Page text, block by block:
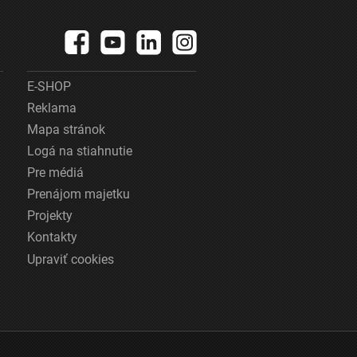
E-SHOP
Reklama
Mapa stránok
Logá na stiahnutie
Pre médiá
Prenájom majetku
Projekty
Kontakty
Upraviť cookies